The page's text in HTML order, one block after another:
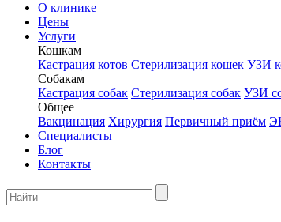
О клинике
Цены
Услуги
Кошкам
Кастрация котов Стерилизация кошек УЗИ
Собакам
Кастрация собак Стерилизация собак УЗИ
Общее
Вакцинация Хирургия Первичный приём
Специалисты
Блог
Контакты